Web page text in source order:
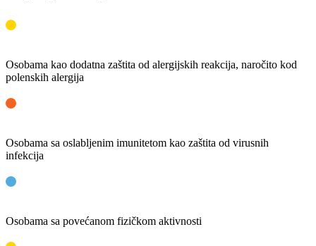
Osobama kao dodatna zaštita od alergijskih reakcija, naročito kod
polenskih alergija
Osobama sa oslabljenim imunitetom kao zaštita od virusnih
infekcija
Osobama sa povećanom fizičkom aktivnosti